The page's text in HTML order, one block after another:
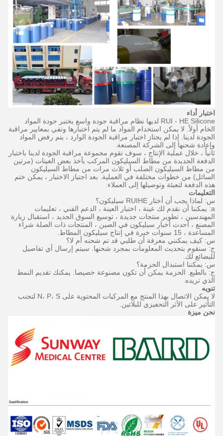
اختبار أداء
RUI - HE Silicone لديها نظام مراقبة جودة واسع يختبر جودة المواد
الخام أولاً. لا يمكن استخدام المواد ما لم يتم اختبارها وتفي بمعايير مراقبة
الجودة لدينا.
إذا لم يجتاز اختبار مراقبة الجودة الوارد ، يتم رفض المواد
وإعادة شحنها إلى الشركة المصنعة.
ثانياً ، خلال عملية الإنتاج ، سوف تقوم مجموعة مراقبة الجودة لدينا باختبار
الدفعة الجديدة من مطاط السيليكون المركب بأخذ بعض العينات (مرتين
من مطاط السيليكون الصلب أو ثلاث مرات من مطاط السيليكون
السائل) من خطوات مختلفة في العملية.
بعد اجتياز الاختبار ، يمكن ختم
هذه الدفعة لتعبئة وتوصيلها إلى العملاء.
التعليمات
س: لماذا يجب أن أختار RUIHE سيليكون؟
a: يمكننا أن نقدم لك عينة ، اختبار العينة ، الدعم الفني ، تعليمات
المهندسين ، تطوير منتجات جديدة ، توسيع السوق الجديد ، استقبال زيارة
المصنع ، أحدث أخبار سيليكون في الصين ، المنتجات ذات الصلة شراء
المساعدة ، 15 سنوات خبرة في إنتاج سيليكون المطاط.
س: كيف يمكنني معرفة أن طلبي قد تم شحنه أم لا؟
ج: سنقوم بتحديث المعلومات بمجرد شحنها.
سيتم إرسال أي تفاصيل
للبضائع لك.
س: يمكننا استبدال الحزمة؟
ج: بالطبع.
الحزمة يمكن أن تكون مصنوعة خصيصا.
يمكنك تقديم النمط
الذي تريده.
تنويه
لا يمكن الاتصال بهذا المنتج مع المركبات المحتوية على N، P، S لتجنب
التأثير على الأثر التحفيزي للبلاتين.
نحن ميزة